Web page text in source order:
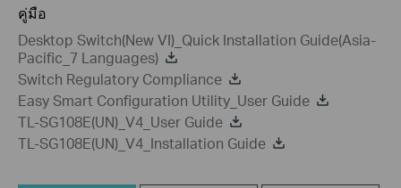
คู่มือ
Desktop Switch(New VI)_Quick Installation Guide(Asia-
Pacific_7 Languages)
Switch Regulatory Compliance
Easy Smart Configuration Utility_User Guide
TL-SG108E(UN)_V4_User Guide
TL-SG108E(UN)_V4_Installation Guide